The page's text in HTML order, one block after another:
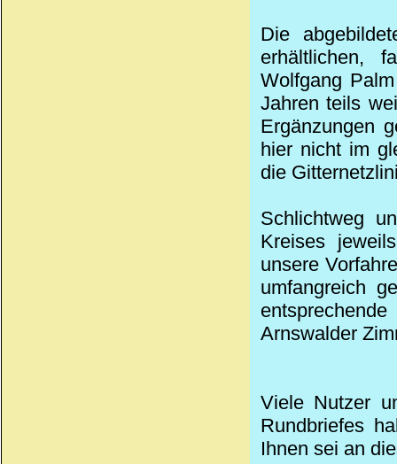
Die
erhältlichen,
Wolfgang
Jahren teils
Ergänzungen
hier nicht im
die
Schlichtweg
Kreises
unsere
umfangreich
Arnswalder
Viele Nutzer
Rundbriefes
Ihnen sei an